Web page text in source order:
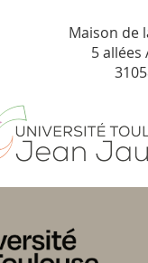
Maison de
5